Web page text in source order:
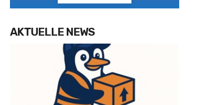
AKTUELLE NEWS